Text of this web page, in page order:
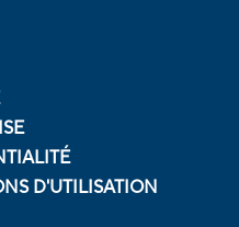
D'UTILISATION